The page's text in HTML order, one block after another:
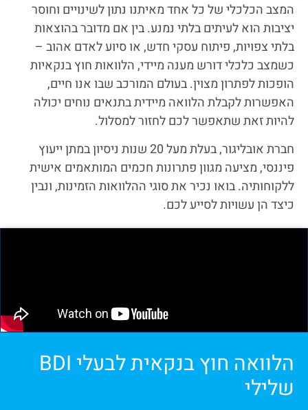
המצב הכלכלי של כל אחד מאיתנו נתון לשינויים וחוסר
יציבות הוא לעיתים בלתי נמנע. בין אם מדובר בהוצאות
בלתי צפויות, פיתוח עסקי חדש, או סיוע לאדם אהוב –
כשמצב כלכלי דורש מענה מיידי, הלוואות חוץ בנקאיות
הופכות לפתרון מצוין. בעולם המורכב שבו אנו חיים,
האפשרות לקבלת הלוואה מיידית בתנאים נוחים יכולה
להיות זאת שתאפשר לכם לחזור למסלול.
חברת אובליגור, בעלת מעל 20 שנות ניסיון במתן ייעוץ
פיננסי, מציעה מגוון פתרונות חכמים המותאמים אישית
ללקוחותיה. בואו נכיר את סוגי ההלוואות הזמינות, ונבין
כיצד הן עשויות לסייע לכם.
הלוואה חוץ בנקאית לבעלי BDI
שלילי